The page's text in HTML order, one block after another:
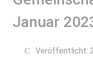
Januar
Veröffentlicht: